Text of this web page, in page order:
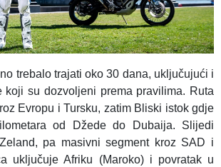
trebalo trajati oko 30 dana, uključujući i
koji su dozvoljeni prema pravilima. Ruta
Evropu i Tursku, zatim Bliski istok gdje
od Džede do Dubaija. Slijedi
pa masivni segment kroz SAD i
uključuje Afriku (Maroko) i povratak u